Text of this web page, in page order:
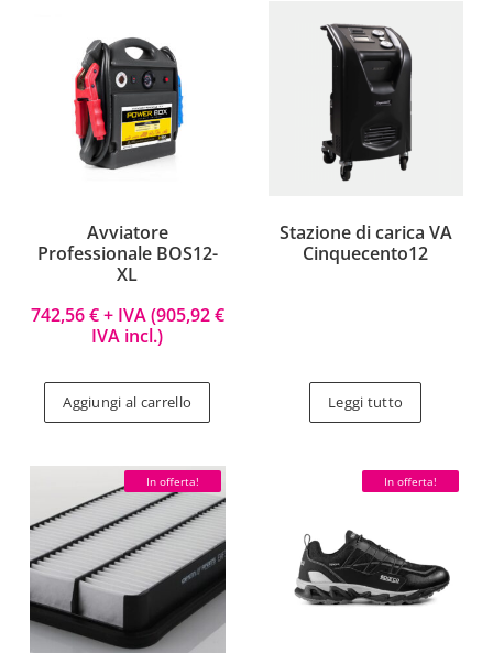
Avviatore
Professionale BOS12-
XL
742,56€+ IVA (905,92€
IVA incl.)
Aggiungi al carrello
Stazione di carica VA
Cinquecento12
Leggi tutto
In offerta! In offerta!